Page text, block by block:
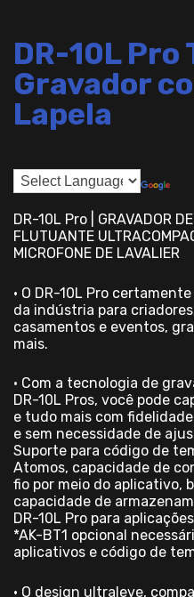
DR-10L Pro
Gravador
Lapela
DR-10L Pro | GRAVADOR
FLUTUANTE
MICROFONE DE LAVALIER
• O DR-10L Pro
da indústria para
casamentos e eventos,
mais.
• Com a tecnologia de
DR-10L Pros, você pode
e tudo mais com
e sem necessidade de
Suporte para código de
Atomos, capacidade de
fio por meio do aplicativo,
capacidade de
DR-10L Pro para
*AK-BT1 opcional
aplicativos e código de
• O design ultraleve,